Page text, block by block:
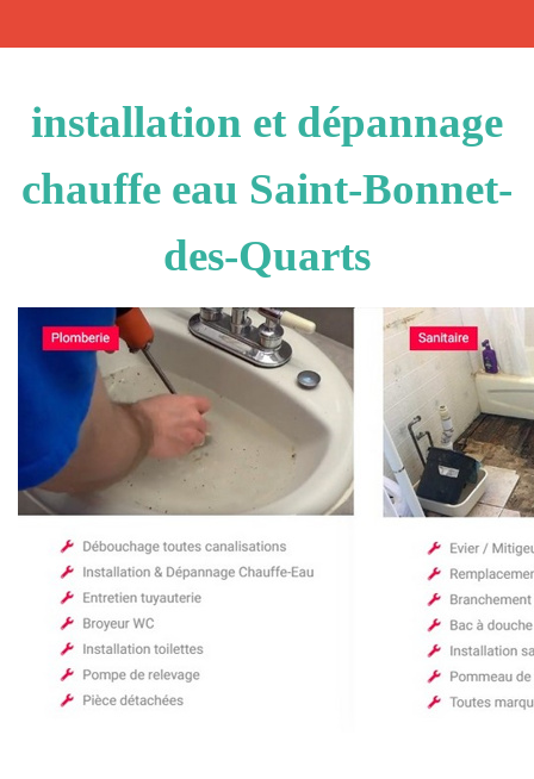
installation et dépannage
chauffe eau Saint-Bonnet-
des-Quarts